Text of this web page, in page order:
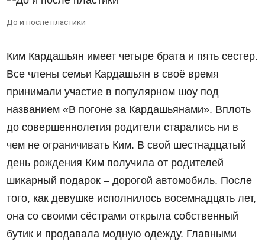
До и после пластики
Ким Кардашьян имеет четыре брата и пять сестер.
Все члены семьи Кардашьян в своё время
принимали участие в популярном шоу под
названием «В погоне за Кардашьянами». Вплоть
до совершеннолетия родители старались ни в
чем не ограничивать Ким. В свой шестнадцатый
день рождения Ким получила от родителей
шикарный подарок – дорогой автомобиль. После
того, как девушке исполнилось восемнадцать лет,
она со своими сёстрами открыла собственный
бутик и продавала модную одежду. Главными